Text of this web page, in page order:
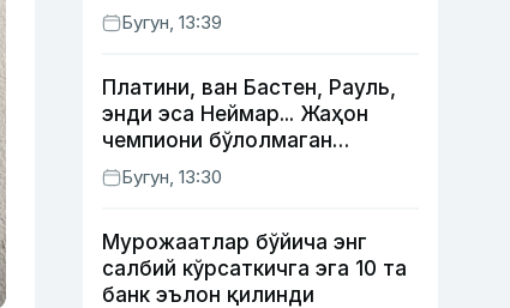
Бугун, 13:39
Платини, ван Бастен, Рауль,
энди эса Неймар... Жаҳон
чемпиони бўлолмаган
суперюлдузлар
Бугун, 13:30
Мурожаатлар бўйича энг
салбий кўрсаткичга эга 10 та
банк эълон қилинди